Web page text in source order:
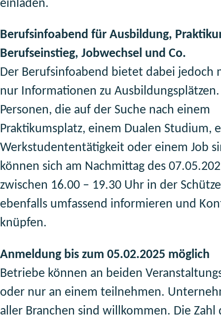
einladen.
Berufsinfoabend für Ausbildung,
Berufseinstieg, Jobwechsel und Co.
Der Berufsinfoabend bietet dabei jedoch
nur Informationen zu Ausbildungsplätzen.
Personen, die auf der Suche nach einem
Praktikumsplatz, einem Dualen Studium,
Werkstudententätigkeit oder einem Job
können sich am Nachmittag des
zwischen 16.00 – 19.30 Uhr in der
ebenfalls umfassend informieren und
knüpfen.
Anmeldung bis zum 05.02.2025 möglich
Betriebe können an beiden
oder nur an einem teilnehmen.
aller Branchen sind willkommen. Die Zahl